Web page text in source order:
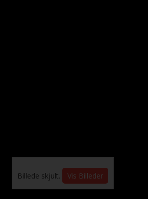
Billede skjult. Vis Billeder